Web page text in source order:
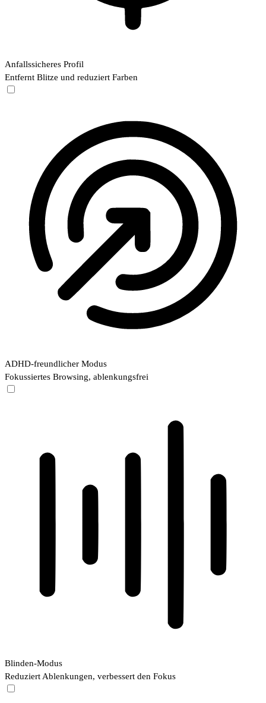
Anfallssicheres Profil
Entfernt Blitze und reduziert Farben
ADHD-freundlicher Modus
Fokussiertes Browsing, ablenkungsfrei
Blinden-Modus
Reduziert Ablenkungen, verbessert den Fokus